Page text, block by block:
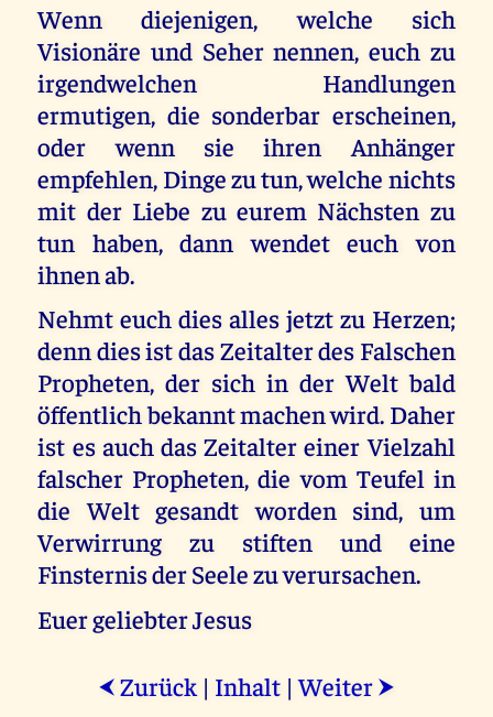
Wenn diejenigen, welche sich
Visionäre und Seher nennen, euch zu
irgendwelchen Handlungen
ermutigen, die sonderbar erscheinen,
oder wenn sie ihren Anhänger
empfehlen, Dinge zu tun, welche nichts
mit der Liebe zu eurem Nächsten zu
tun haben, dann wendet euch von
ihnen ab.
Nehmt euch dies alles jetzt zu Herzen;
denn dies ist das Zeitalter des Falschen
Propheten, der sich in der Welt bald
öffentlich bekannt machen wird. Daher
ist es auch das Zeitalter einer Vielzahl
falscher Propheten, die vom Teufel in
die Welt gesandt worden sind, um
Verwirrung zu stiften und eine
Finsternis der Seele zu verursachen.
Euer geliebter Jesus
⮜ Zurück | Inhalt |Weiter ⮞